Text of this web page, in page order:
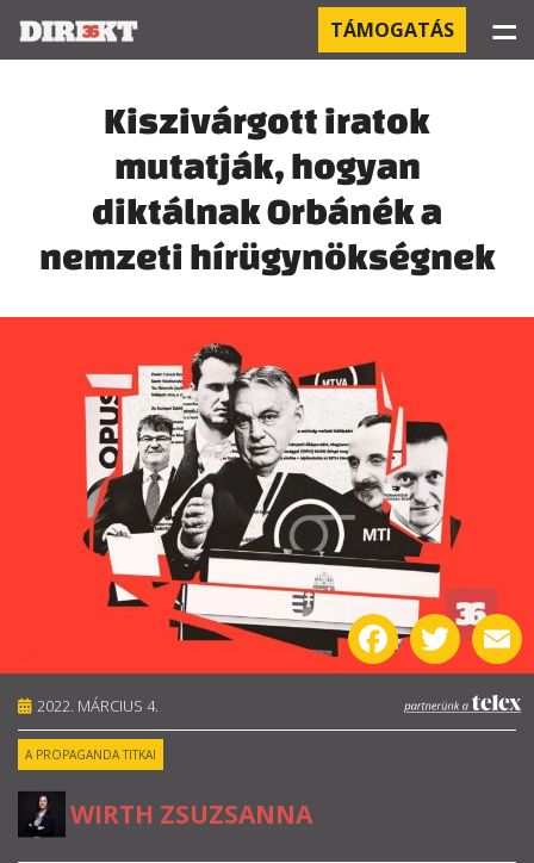
PROJEKTEK
KÓRHÁZI FERTŐZÉSEK
ORBÁN ÉS A GAZDASÁG
OROSZ KAPCSOLATOK
PEGASUS-MEGFIGYELÉSEK
AZ ORBÁN CSALÁD ÜZLETEI
OFFSHORE TITKOK
RÓLUNK
CSAPAT
MŰKÖDÉS
TÁMOGATÁS
TÁMOGATÁS ☰
Kiszivárgott iratok
mutatják, hogyan
diktálnak Orbánék a
nemzeti hírügynökségnek
2022. MÁRCIUS 4.
A PROPAGANDA TITKAI
WIRTH ZSUZSANNA
FacebookTwitter